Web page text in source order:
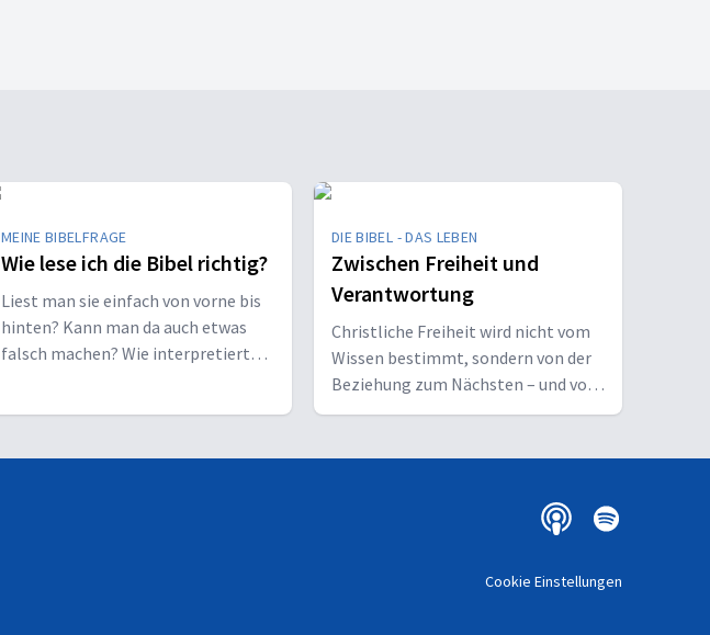
MEINE BIBELFRAGE
Wie lese ich die Bibel richtig?
Liest man sie einfach von vorne bis
hinten? Kann man da auch etwas
falsch machen? Wie interpretiert
DIE BIBEL - DAS LEBEN
Zwischen Freiheit und
Verantwortung
Christliche Freiheit wird nicht vom
Wissen bestimmt, sondern von der
Beziehung zum Nächsten – und vom
Ziel, Gott zu ehren.
Cookie Einstellungen